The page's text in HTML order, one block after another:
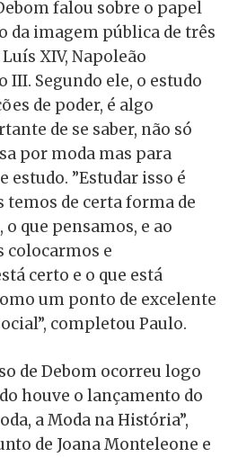
falou sobre o papel
da imagem pública de três
XIV, Napoleão
III. Segundo ele, o estudo
de poder, é algo
de se saber, não só
por moda mas para
estudo. ”Estudar isso é
temos de certa forma de
que pensamos, e ao
colocarmos e
certo e o que está
um ponto de excelente
completou Paulo.
de Debom ocorreu logo
houve o lançamento do
a Moda na História”,
de Joana Monteleone e